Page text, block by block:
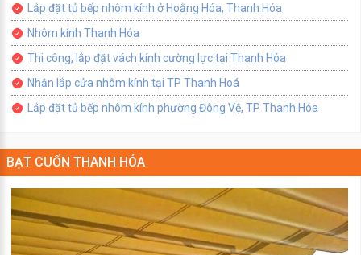
Lắp đặt tủ bếp nhôm kính ở Hoằng Hóa, Thanh Hóa
Nhôm kính Thanh Hóa
Thi công, lắp đặt vách kính cường lực tại Thanh Hóa
Nhận lắp cửa nhôm kính tại TP Thanh Hoá
Lắp đặt tủ bếp nhôm kính phường Đông Vệ, TP Thanh Hóa
BẠT CUỐN THANH HÓA